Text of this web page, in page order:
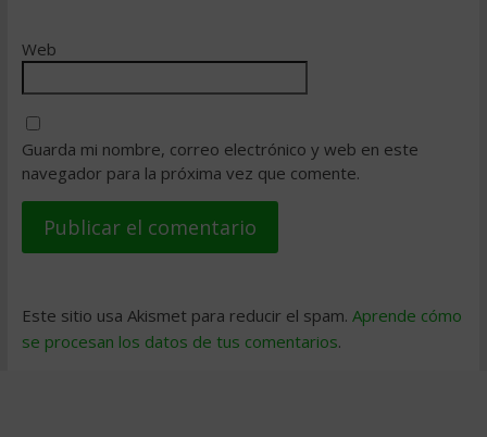
Web
Guarda mi nombre, correo electrónico y web en este
navegador para la próxima vez que comente.
Este sitio usa Akismet para reducir el spam. Aprende cómo
se procesan los datos de tus comentarios.